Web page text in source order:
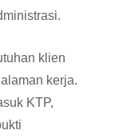
klien
kerja.
KTP,